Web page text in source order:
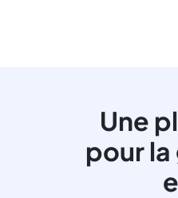
Une
pour